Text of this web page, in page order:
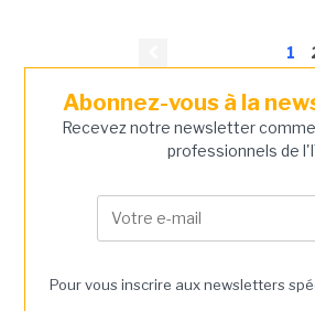
1
Abonnez-vous à la
Recevez notre newsletter
professionnels de
Pour vous inscrire aux newsletters